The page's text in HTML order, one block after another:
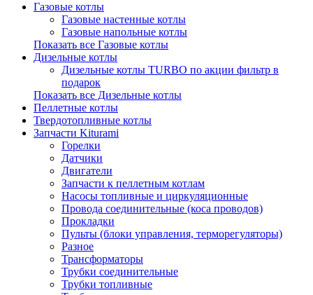
Газовые котлы
Газовые настенные котлы
Газовые напольные котлы
Показать все Газовые котлы
Дизельные котлы
Дизельные котлы TURBO по акции фильтр в
подарок
Показать все Дизельные котлы
Пеллетные котлы
Твердотопливные котлы
Запчасти Kiturami
Горелки
Датчики
Двигатели
Запчасти к пеллетным котлам
Насосы топливные и циркуляционные
Провода соединительные (коса проводов)
Прокладки
Пульты (блоки управления, терморегуляторы)
Разное
Трансформаторы
Трубки соединительные
Трубки топливные